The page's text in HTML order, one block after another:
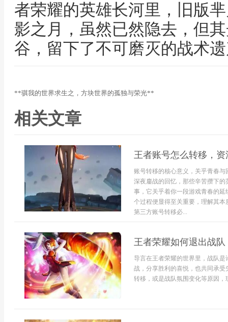
者荣耀的英雄长河里，旧版
影之月，虽然已然隐去，但
谷，留下了不可磨灭的战术
**骐我的世界求生之，方块世界的孤独与荣光**
相关文章
王者账号怎么转移，
账号转移的核心意义，关乎青春
深夜鏖战的回忆，那些辛苦攒下
事，它关乎着你一段游戏青春的
个过程便显得至关重要，理解其
第三方账号转移必...
王者荣耀如何退出战
导言在王者荣耀的世界里，战队
战，分享胜利的喜悦，也共同承
转移，或是战队氛围变化等原因